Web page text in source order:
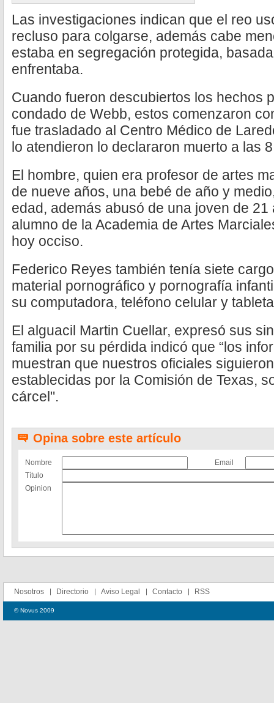
Las investigaciones indican que el reo
recluso para colgarse, además cabe
estaba en segregación protegida,
enfrentaba.
Cuando fueron descubiertos los hechos
condado de Webb, estos comenzaron
fue trasladado al Centro Médico de
lo atendieron lo declararon muerto a las
El hombre, quien era profesor de artes
de nueve años, una bebé de año y
edad, además abusó de una joven de
alumno de la Academia de Artes
hoy occiso.
Federico Reyes también tenía siete
material pornográfico y pornografía
su computadora, teléfono celular y
El alguacil Martin Cuellar, expresó sus
familia por su pérdida indicó que “los
muestran que nuestros oficiales
establecidas por la Comisión de Texas,
cárcel".
Opina sobre este artículo
Nombre
Email
Título
Opinion
Nosotros Directorio Aviso Legal Contacto RSS
© Novus 2009